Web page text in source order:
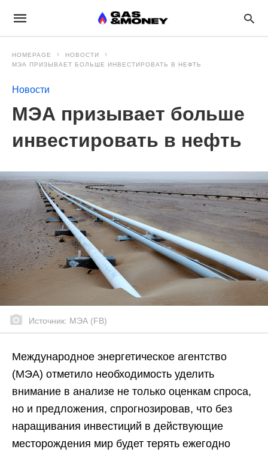
HOMEPAGE
НОВОСТИ
МЭА ПРИЗЫВАЕТ БОЛЬШЕ ИНВЕСТИРОВАТЬ В НЕФТЬ
Новости
МЭА призывает больше
инвестировать в нефть
Источник: МЭА (FB)
Международное энергетическое агентство
(МЭА) отметило необходимость уделить
внимание в анализе не только оценкам спроса,
но и предложения, спрогнозировав, что без
наращивания инвестиций в действующие
месторождения мир будет терять ежегодно